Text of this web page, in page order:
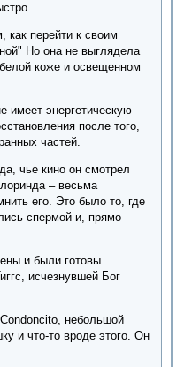
перейти к своим
Но она не выглядела
коже и освещенном
энергетическую
после того,
частей.
чье кино он смотрел
– весьма
его. Это было то, где
спермой и, прямо
и были готовы
исчезнувшей Бог
небольшой
и что-то вроде этого. Он